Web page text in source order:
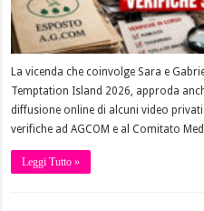
La vicenda che coinvolge Sara e
Temptation Island 2026, approda
diffusione online di alcuni video
verifiche ad AGCOM e al Comitato
Leggi Tutto »